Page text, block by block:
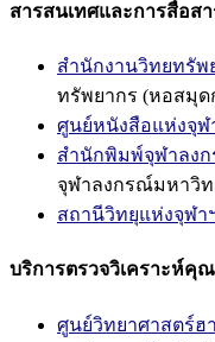
สารสนเทศและการสื่อส
สำนักงานวิทยทรัพ
ทรัพยากร (หอสมุด
ศูนย์หนังสือแห่งจุฬ
สำนักพิมพ์จุฬาลง
จุฬาลงกรณ์มหาวิท
สถานีวิทยุแห่งจุฬา
บริการตรวจวิเคราะห์คุ
ศูนย์วิทยาศาสตร์ฮ